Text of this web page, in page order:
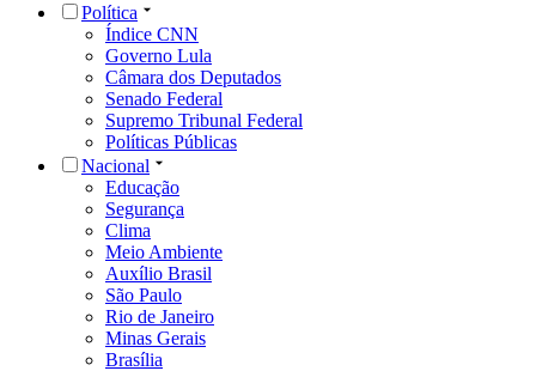
Política
Índice CNN
Governo Lula
Câmara dos Deputados
Senado Federal
Supremo Tribunal Federal
Políticas Públicas
Nacional
Educação
Segurança
Clima
Meio Ambiente
Auxílio Brasil
São Paulo
Rio de Janeiro
Minas Gerais
Brasília